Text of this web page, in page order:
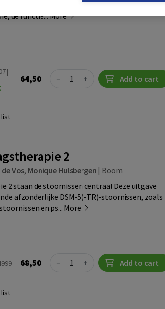
en beschrijft de eerste, tweede en
de functie...More
|
64,50 Quantity
− + Add to cart
list
2
Vos, Monique Hulsbergen | Boom
2 staan de stoornissen centraal Deze uitgave
afzonderlijke DSM-5(-TR)-stoornissen, zoals
en ps... More
68,50 Quantity
− + Add to cart
list